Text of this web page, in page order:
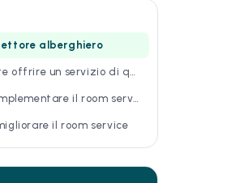
alberghiero
Perché è importante offrire un servizio di qualità
Tecniche utili per implementare il room service
il room service